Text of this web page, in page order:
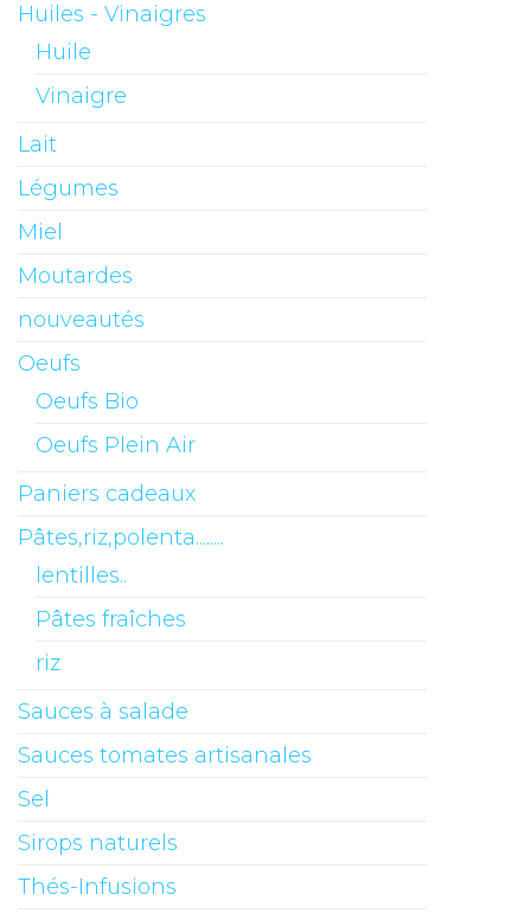
Huiles - Vinaigres
Huile
Vinaigre
Lait
Légumes
Miel
Moutardes
nouveautés
Oeufs
Oeufs Bio
Oeufs Plein Air
Paniers cadeaux
Pâtes,riz,polenta........
lentilles..
Pâtes fraîches
riz
Sauces à salade
Sauces tomates artisanales
Sel
Sirops naturels
Thés-Infusions